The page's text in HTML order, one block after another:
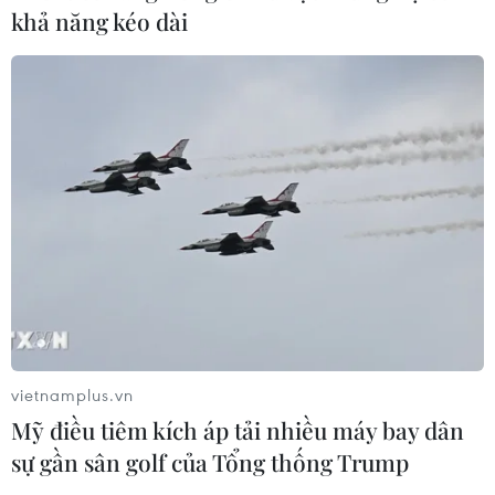
CƠ QUAN CHỦ QUẢN: THÔNG TẤN XÃ VIỆT NAM
Quy định sử dụng
Hỗ trợ
Dịch vụ tin
Liên hệ
Giấy phép số: 1374/GP-BTTTT do Bộ Thông tin và Truyền thông
khả năng kéo dài
vietnamplus.vn
Mỹ điều tiêm kích áp tải nhiều máy bay dân
sự gần sân golf của Tổng thống Trump